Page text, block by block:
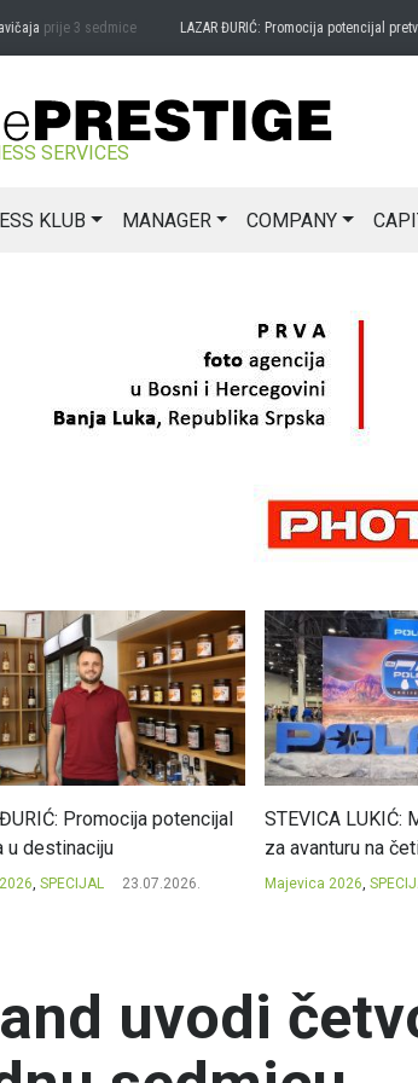
prije 3 sedmice LAZAR ĐURIĆ: Promocija potencijal
SERVICES
KLUB MANAGER COMPANY
Promocija potencijal
u destinaciju
, SPECIJAL 23.07.2026.
STEVICA LUKIĆ:
za avanturu na
Majevica 2026,
uvodi